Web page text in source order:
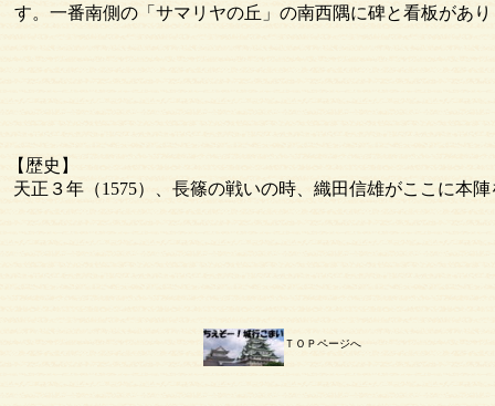
【歴史】
ＴＯＰページへ
す。一番南側の「サマリヤの丘」の南西隅に碑と看板があ
天正３年（1575）、長篠の戦いの時、織田信雄がここに本